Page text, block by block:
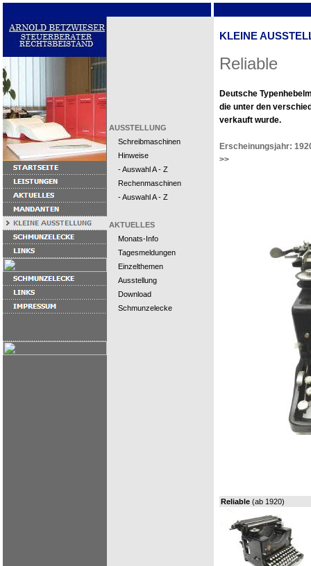
AUSSTELLUNG
Schreibmaschinen
Hinweise
- Auswahl A - Z
Rechenmaschinen
- Auswahl A - Z
AKTUELLES
Monats-Info
Tagesmeldungen
Einzelthemen
Ausstellung
Download
Schmunzelecke
KLEINE
Reliable
Deutsche
die unter den
verkauft wurde.
Erscheinungsjahr:
>>
Reliable (ab 1920)